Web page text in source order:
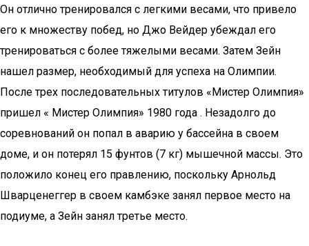
Он отлично тренировался с легкими весами, что привело
его к множеству побед, но Джо Вейдер убеждал его
тренироваться с более тяжелыми весами. Затем Зейн
нашел размер, необходимый для успеха на Олимпии.
После трех последовательных титулов «Мистер Олимпия»
пришел « Мистер Олимпия» 1980 года . Незадолго до
соревнований он попал в аварию у бассейна в своем
доме, и он потерял 15 фунтов (7 кг) мышечной массы. Это
положило конец его правлению, поскольку Арнольд
Шварценеггер в своем камбэке занял первое место на
подиуме, а Зейн занял третье место.